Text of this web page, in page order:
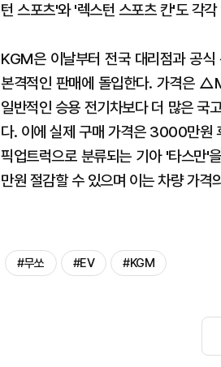
턴 스포츠'와 '렉스턴 스포츠 칸'도 각
KGM은 이날부터 전국 대리점과 공
본격적인 판매에 돌입한다. 가격은
일반적인 승용 전기차보다 더 많은
다. 이에 실제 구매 가격은 3000만원
픽업트럭으로 분류되는 기아 '타스
만원 절감할 수 있으며 이는 차량 가
#무쏘 #EV #KGM